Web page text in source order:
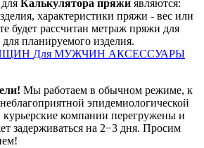
Калькулятора пряжи являются:
характеристики пряжи - вес или
будет рассчитан метраж пряжи для
планируемого изделия.
Для МУЖЧИН АКСЕССУАРЫ
Мы работаем в обычном режиме, к
эпидемиологической
курьерские компании перегружены и
задерживаться на 2−3 дня. Просим